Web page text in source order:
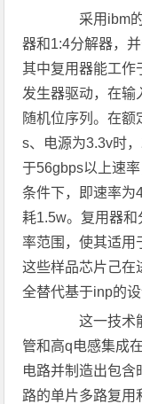
采用ibm的
器和1:4分解器，
其中复用器能工作
发生器驱动，在输
随机位序列。在
s、电源为3.3v时
于56gbps以上速
条件下，即速率为
耗1.5w。复用器
率范围，使其适用
这些样品芯片己在
全替代基于inp的设
这一技术能
管和高q电感集成
电路并制造出包含
路的单片多路复用